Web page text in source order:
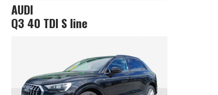
AUDI
Q3 40 TDI S line